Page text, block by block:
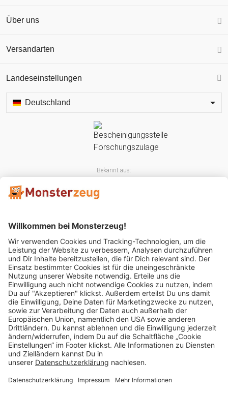
Über uns
Versandarten
Landeseinstellungen
Deutschland
Bekannt aus:
Mitglied im:
Impressum AGB Widerrufsbelehrung